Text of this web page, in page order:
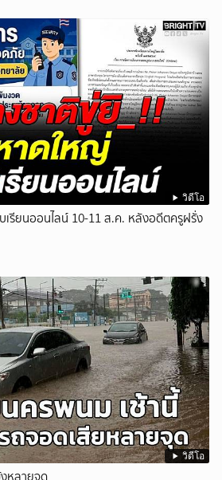
วิดีโอ
เรียนออนไลน์ 10-11 ส.ค. หลังอดีตครูฝรั่ง
วิดีโอ